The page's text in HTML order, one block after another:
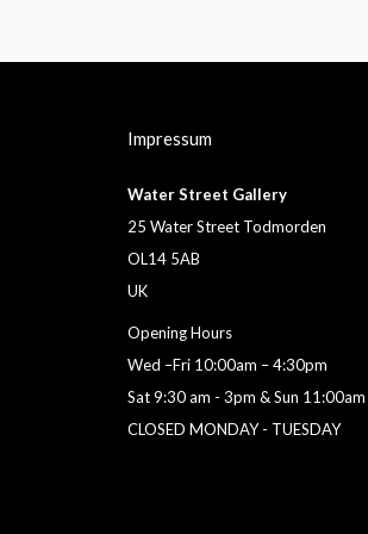
Impressum
Water Street Gallery
25 Water Street Todmorden
OL14 5AB
UK
Opening Hours
Wed –Fri 10:00am – 4:30pm
Sat 9:30 am - 3pm & Sun
CLOSED MONDAY - TUESDAY